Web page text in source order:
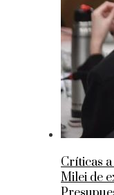
Críticas
Milei de